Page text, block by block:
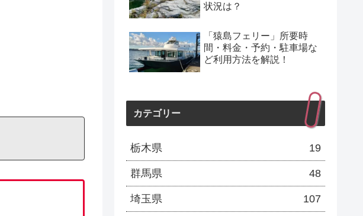
状況は？
「猿島フェリー」所要時
間・料金・予約・駐車場な
ど利用方法を解説！
カテゴリー
栃木県 19
群馬県 48
埼玉県 107